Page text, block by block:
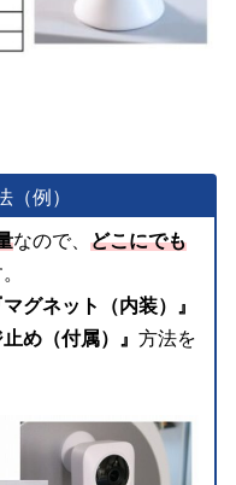
（例）
なので、 どこにでも
マグネット（内装）』
め（付属）』 方法を